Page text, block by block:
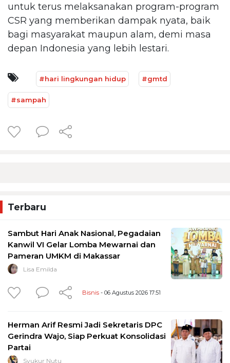
untuk terus melaksanakan program-program
CSR yang memberikan dampak nyata, baik
bagi masyarakat maupun alam, demi masa
depan Indonesia yang lebih lestari.
#hari lingkungan hidup #gmtd
#sampah
Terbaru
Sambut Hari Anak Nasional, Pegadaian
Kanwil VI Gelar Lomba Mewarnai dan
Pameran UMKM di Makassar
Lisa Emilda
Bisnis - 06 Agustus 2026 17:51
Herman Arif Resmi Jadi Sekretaris DPC
Gerindra Wajo, Siap Perkuat Konsolidasi
Partai
Syukur Nutu